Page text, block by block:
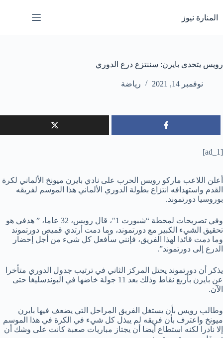
إلى
المحتوى
المنارة نيوز
رويس يتحدى بايرن: سننتزع درع الدوري
نوفمبر 14, 2021 رياضة
[ad_1]
أعلن اللاعب ماركو رويس الحرب على نادي بايرن ميونخ الألماني لكرة
القدم واستهدافه انتزاع بطولة الدوري الألماني هذا الموسم لفريقه
بوروسيا دورتموند.
وفي تصريحات لمحطة “شبورت 1″، قال رويس، 32 عاما، ” هدفي هو
تحقيق الشيء الكبير مع دورتموند، وما دمت أرتدي قميص دورتموند
وما دمت قائدا لهذا الفريق، فإنني سأفعل كل شيء من أجل إحضار
الدرع إلى دورتموند”.
يذكر أن دورتموند يحتل المركز الثاني في ترتيب جدول الدوري متأخرا
عن بايرن بأربع نقاط وذلك بعد 11 جولة خاضها في البوندسليغا حتى
الآن.
وطالب رويس بأن يستغل الفريق المراحل التي يضعف فيها بايرن
ميونخ واعترف بأن فريقه لم يبذل كل شيء في الكرة في هذا الموسم
إلا نادرا لكنه استطاع أيضا أن يجتاز مباريات صعبة كانت على وشك أن